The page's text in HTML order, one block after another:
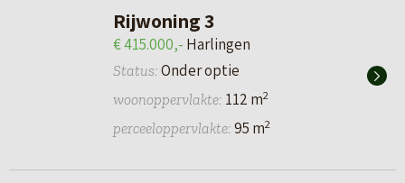
Rijwoning 3
€ 415.000,- Harlingen
Status: Onder optie
woonoppervlakte: 112 m2
perceeloppervlakte: 95 m2